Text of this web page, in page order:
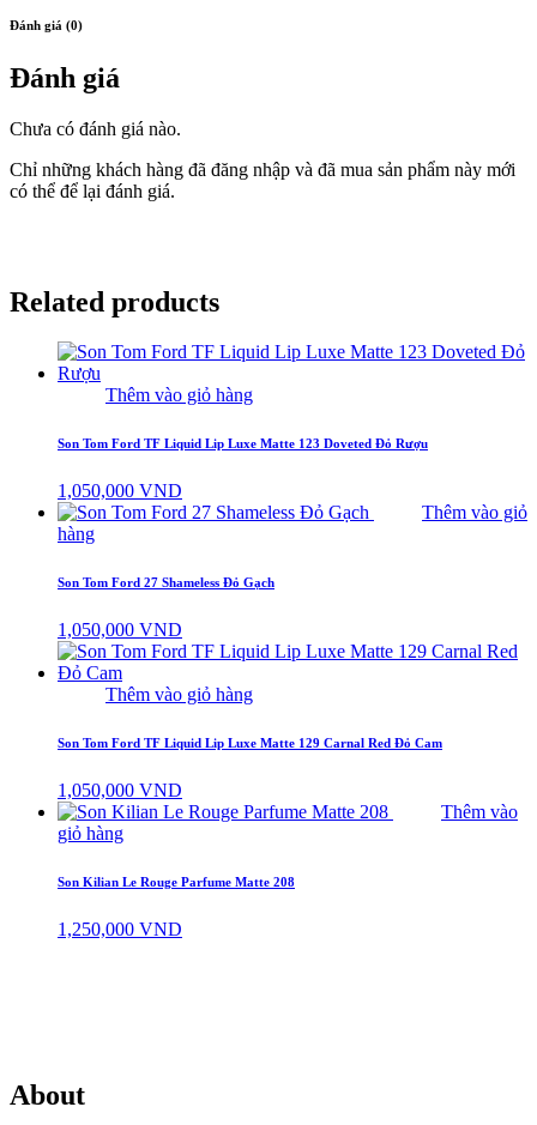
Đánh giá (0)
Đánh giá
Chưa có đánh giá nào.
Chỉ những khách hàng đã đăng nhập và đã mua sản phẩm này mới
có thể để lại đánh giá.
Related products
Thêm vào giỏ hàng
Son Tom Ford TF Liquid Lip Luxe Matte 123 Doveted Đỏ Rượu
1,050,000 VND
Thêm vào giỏ
hàng
Son Tom Ford 27 Shameless Đỏ Gạch
1,050,000 VND
Thêm vào giỏ hàng
Son Tom Ford TF Liquid Lip Luxe Matte 129 Carnal Red Đỏ Cam
1,050,000 VND
Thêm vào
giỏ hàng
Son Kilian Le Rouge Parfume Matte 208
1,250,000 VND
About